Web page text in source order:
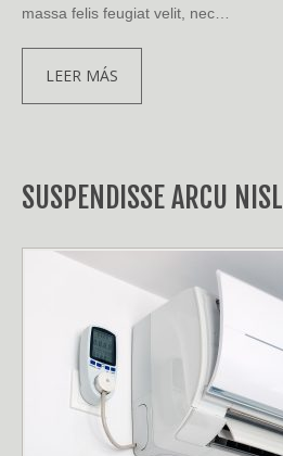
massa felis feugiat velit, nec…
LEER MÁS
SUSPENDISSE ARCU NISL